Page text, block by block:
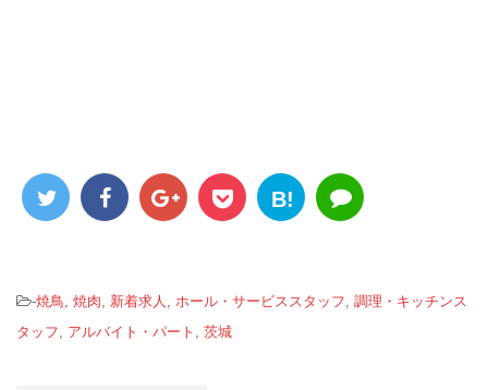
B!
-焼鳥 焼肉 新着求人 ホール・サービススタッフ 調理・キッチンス
タッフ
アルバイト・パート 茨城